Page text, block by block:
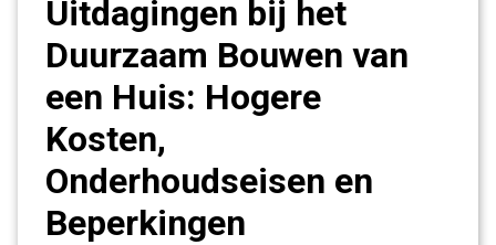
Uitdagingen bij het
Duurzaam Bouwen van
een Huis: Hogere
Kosten,
Onderhoudseisen en
Beperkingen